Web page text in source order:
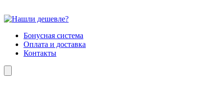
Бонусная система
Оплата и доставка
Контакты